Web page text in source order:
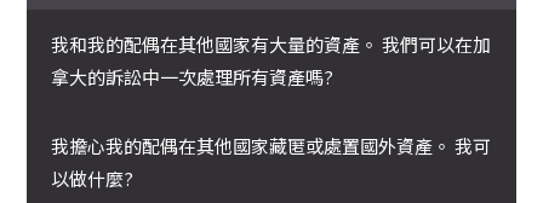
我和我的配偶在其他國家有大量的資產。 我們可以在加
拿大的訴訟中一次處理所有資產嗎?
我擔心我的配偶在其他國家藏匿或處置國外資產。 我可
以做什麼?